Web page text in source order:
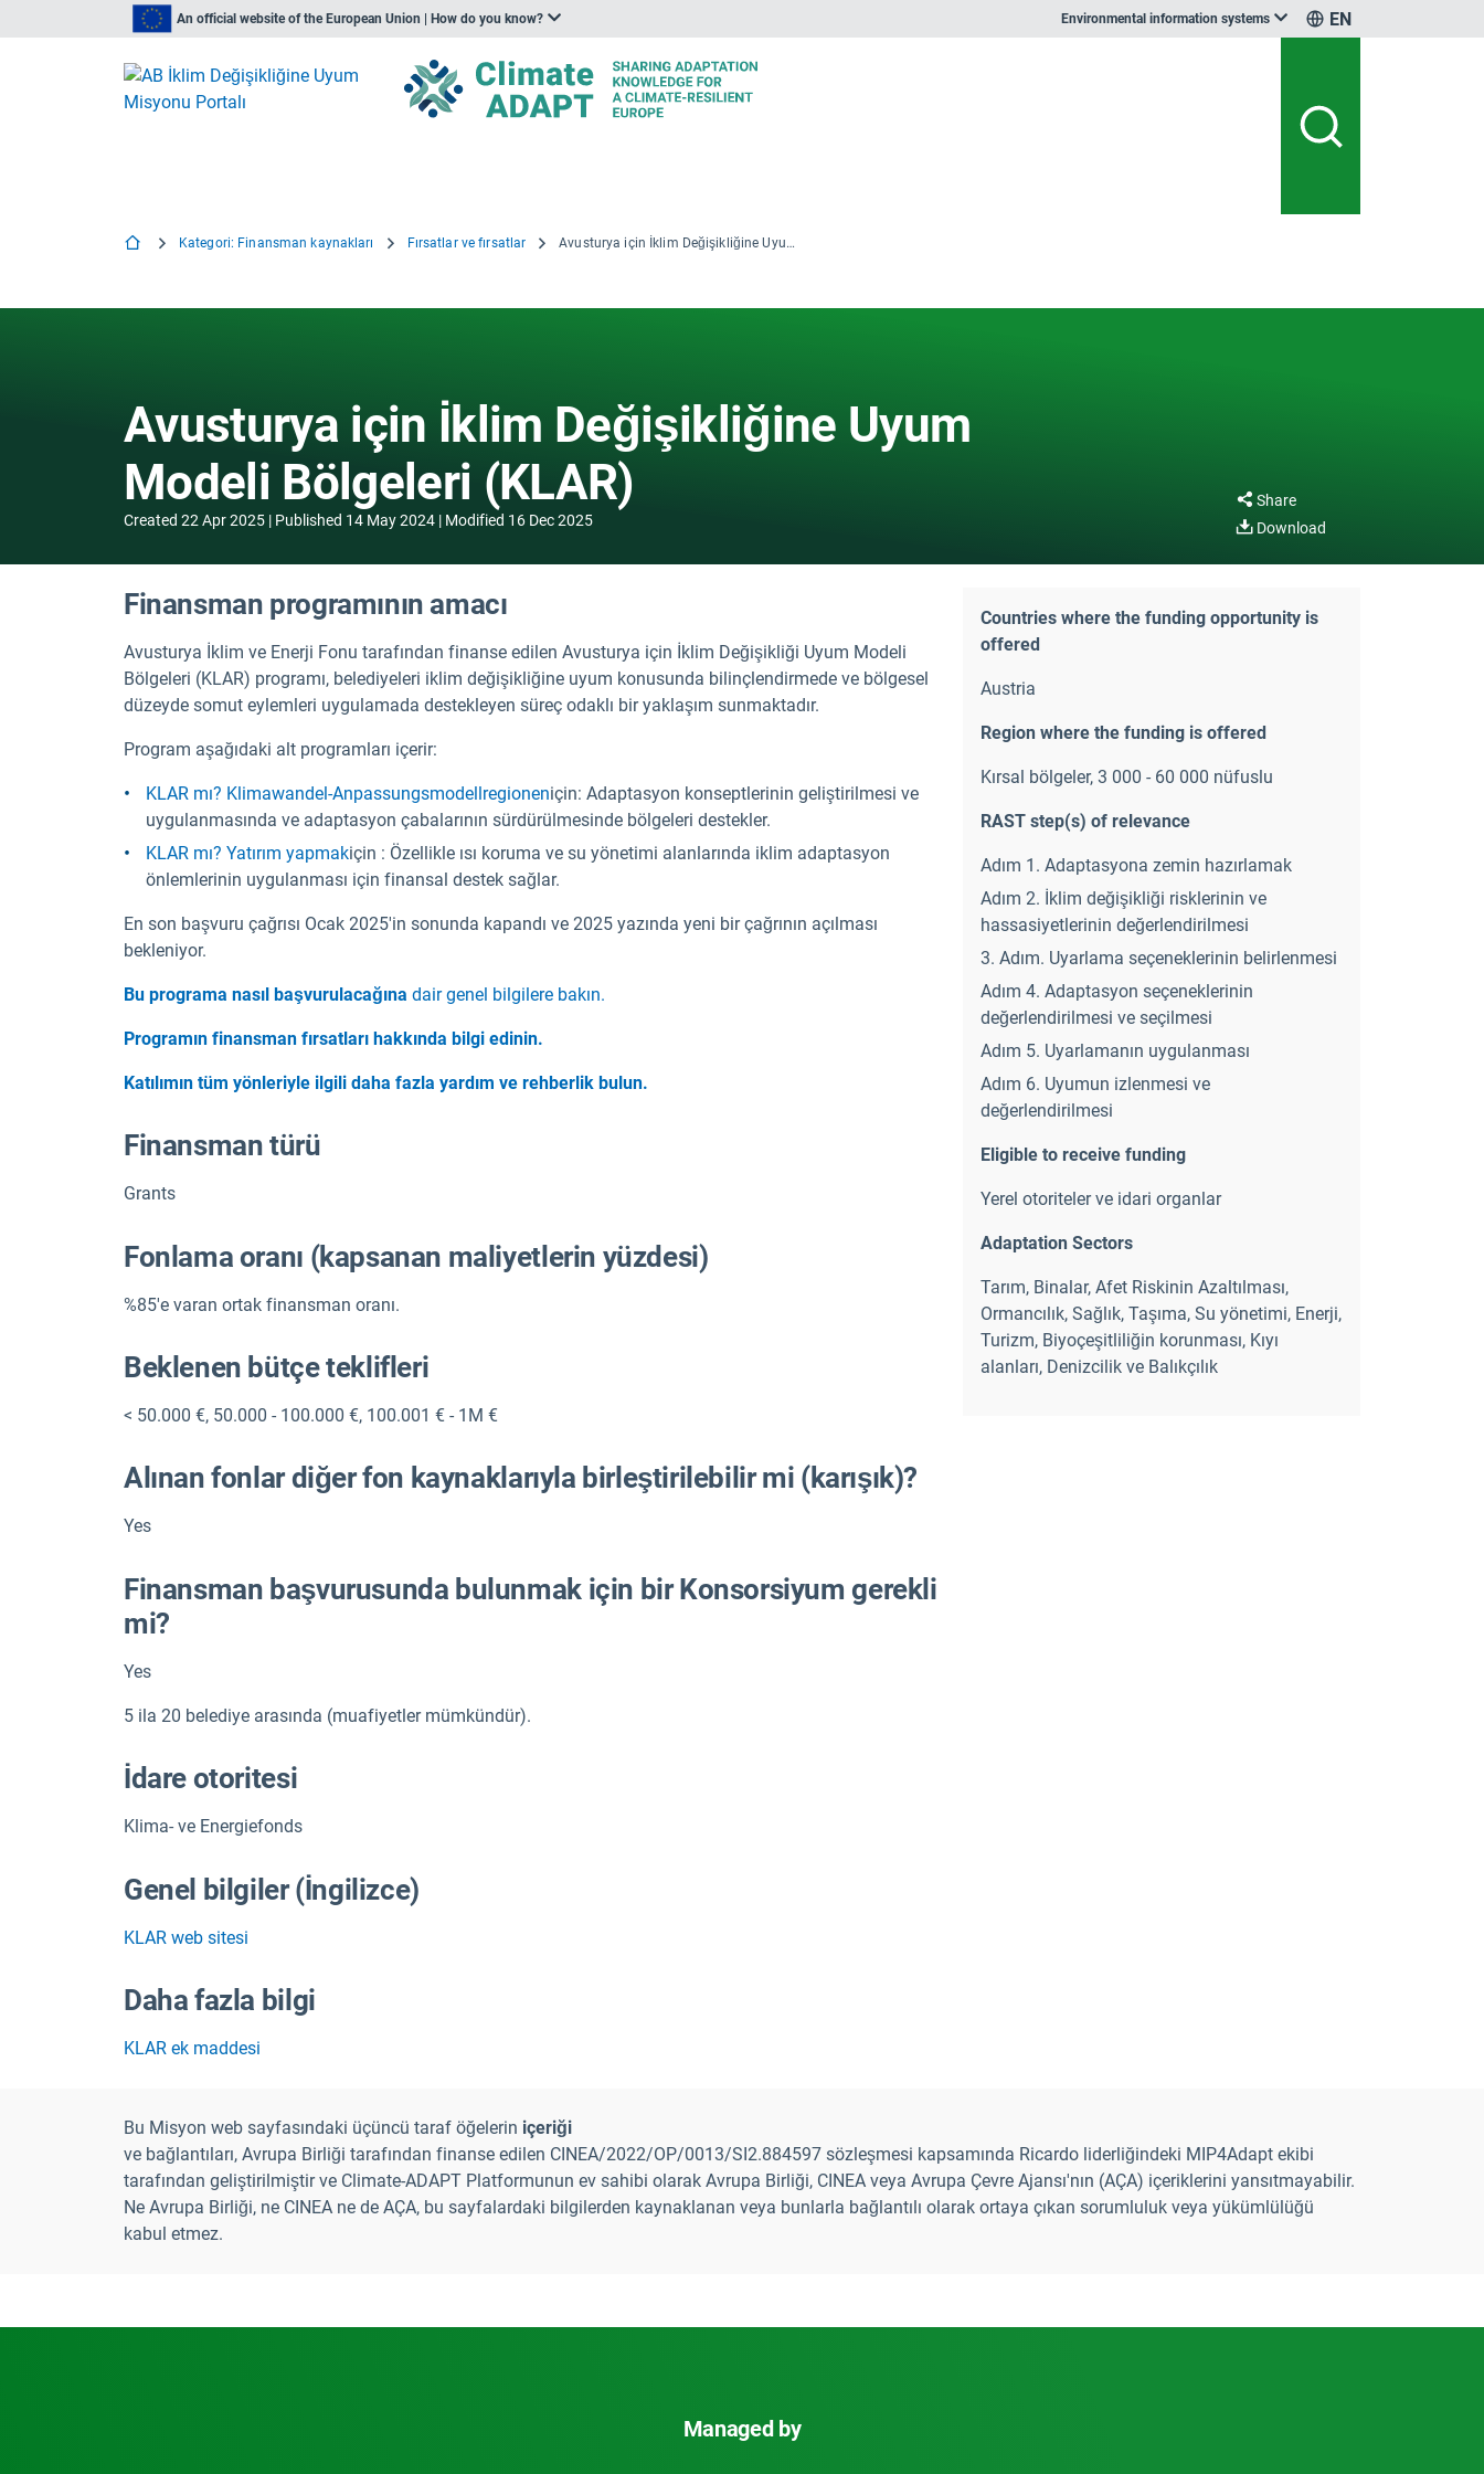
An official website of the European Union | How do you know? Environmental information systems EN
Kategori: Finansman kaynakları Fırsatlar ve fırsatlar Avusturya için İklim Değişikliğine Uyum Modeli Bölgeleri (KLAR)
Avusturya için İklim Değişikliğine Uyum
Modeli Bölgeleri (KLAR)
Created 22 Apr 2025 Published 14 May 2024 Modified 16 Dec 2025
Share
Download
Finansman programının amacı
Avusturya İklim ve Enerji Fonu tarafından finanse edilen Avusturya için İklim Değişikliği Uyum Modeli
Bölgeleri (KLAR) programı, belediyeleri iklim değişikliğine uyum konusunda bilinçlendirmede ve bölgesel
düzeyde somut eylemleri uygulamada destekleyen süreç odaklı bir yaklaşım sunmaktadır.
Program aşağıdaki alt programları içerir:
KLAR mı? Klimawandel-Anpassungsmodellregioneniçin: Adaptasyon konseptlerinin geliştirilmesi ve
uygulanmasında ve adaptasyon çabalarının sürdürülmesinde bölgeleri destekler.
KLAR mı? Yatırım yapmakiçin : Özellikle ısı koruma ve su yönetimi alanlarında iklim adaptasyon
önlemlerinin uygulanması için finansal destek sağlar.
En son başvuru çağrısı Ocak 2025'in sonunda kapandı ve 2025 yazında yeni bir çağrının açılması
bekleniyor.
Bu programa nasıl başvurulacağına dair genel bilgilere bakın.
Programın finansman fırsatları hakkında bilgi edinin.
Katılımın tüm yönleriyle ilgili daha fazla yardım ve rehberlik bulun.
Finansman türü
Grants
Fonlama oranı (kapsanan maliyetlerin yüzdesi)
%85'e varan ortak finansman oranı.
Beklenen bütçe teklifleri
< 50.000 €, 50.000 - 100.000 €, 100.001 € - 1M €
Alınan fonlar diğer fon kaynaklarıyla birleştirilebilir mi (karışık)?
Yes
Finansman başvurusunda bulunmak için bir Konsorsiyum gerekli
mi?
Yes
5 ila 20 belediye arasında (muafiyetler mümkündür).
İdare otoritesi
Klima- ve Energiefonds
Genel bilgiler (İngilizce)
KLAR web sitesi
Daha fazla bilgi
KLAR ek maddesi
Countries where the funding opportunity is
offered
Austria
Region where the funding is offered
Kırsal bölgeler, 3 000 - 60 000 nüfuslu
RAST step(s) of relevance
Adım 1. Adaptasyona zemin hazırlamak
Adım 2. İklim değişikliği risklerinin ve
hassasiyetlerinin değerlendirilmesi
3. Adım. Uyarlama seçeneklerinin belirlenmesi
Adım 4. Adaptasyon seçeneklerinin
değerlendirilmesi ve seçilmesi
Adım 5. Uyarlamanın uygulanması
Adım 6. Uyumun izlenmesi ve
değerlendirilmesi
Eligible to receive funding
Yerel otoriteler ve idari organlar
Adaptation Sectors
Tarım, Binalar, Afet Riskinin Azaltılması,
Ormancılık, Sağlık, Taşıma, Su yönetimi, Enerji,
Turizm, Biyoçeşitliliğin korunması, Kıyı
alanları, Denizcilik ve Balıkçılık
Bu Misyon web sayfasındaki üçüncü taraf öğelerin içeriği
ve bağlantıları, Avrupa Birliği tarafından finanse edilen CINEA/2022/OP/0013/SI2.884597 sözleşmesi kapsamında Ricardo liderliğindeki MIP4Adapt ekibi
tarafından geliştirilmiştir ve Climate-ADAPT Platformunun ev sahibi olarak Avrupa Birliği, CINEA veya Avrupa Çevre Ajansı'nın (AÇA) içeriklerini yansıtmayabilir.
Ne Avrupa Birliği, ne CINEA ne de AÇA, bu sayfalardaki bilgilerden kaynaklanan veya bunlarla bağlantılı olarak ortaya çıkan sorumluluk veya yükümlülüğü
kabul etmez.
Managed by